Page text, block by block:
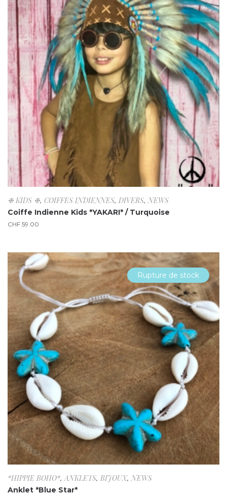
❉ KIDS ❉, COIFFES INDIENNES, DIVERS, NEWS
Coiffe Indienne Kids *YAKARI* / Turquoise
CHF 59.00
Rupture de stock
*HIPPIE BOHO*, ANKLETS, BIJOUX, NEWS
Anklet *Blue Star*